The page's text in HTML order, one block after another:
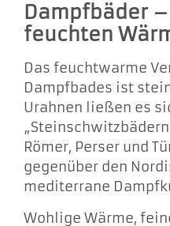
Dampfbäder
feuchten
Das feuchtwarme
Dampfbades ist
Urahnen ließen es
Römer, Perser und
gegenüber den
mediterrane
Wohlige Wärme,